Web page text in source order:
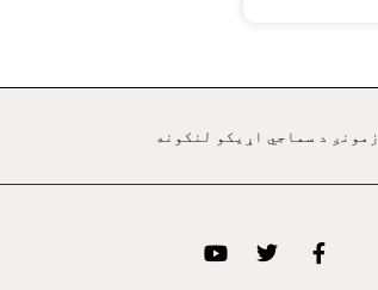
زمونږ د سماجي اړيکو لنکونه